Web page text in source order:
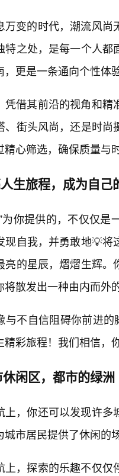
万变的时代，潮流风
特之处，是每一个人
更是一条通向个性体
凭借其前沿的视角和精
、街头风尚，还是时
心筛选，确保质量与
生旅程，成为自己
为你提供的，不仅仅
现自我，并勇敢地💡
亮的星辰，熠熠生辉
将散发出一种由内而外
与不自信阻碍你前进
彩旅程！我们相信，
闲区，都市的绿洲
上，你还可以发现许多
城市居民提供了休闲的
上，探索的乐趣不仅